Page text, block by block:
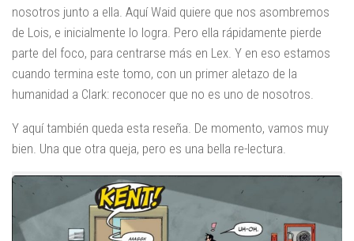
nosotros junto a ella. Aquí Waid quiere que nos asombremos
de Lois, e inicialmente lo logra. Pero ella rápidamente pierde
parte del foco, para centrarse más en Lex. Y en eso estamos
cuando termina este tomo, con un primer aletazo de la
humanidad a Clark: reconocer que no es uno de nosotros.
Y aquí también queda esta reseña. De momento, vamos muy
bien. Una que otra queja, pero es una bella re-lectura.